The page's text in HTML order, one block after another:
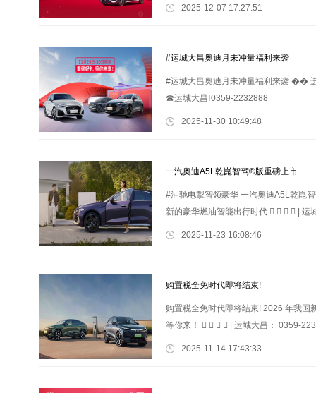
2025-12-07 17:27:51
#运城大昌奥迪月未冲量福利来袭
#运城大昌奥迪月未冲量福利来袭 ��
☎运城大昌Ⅰ0359-2232888
2025-11-30 10:49:48
一汽奥迪A5L乾崑智驾®版重磅上市
#油驰电掣智领豪华 一汽奥迪A5L乾崑
新的豪华燃油智能出行时代 ⃘ ⃘ ⃘ ⃘ | 运
2025-11-23 16:08:46
购置税全免时代即将结束!
购置税全免时代即将结束! 2026 年我国
等你来！ ⃘ ⃘ ⃘ ⃘ | 运城大昌： 0359-
2025-11-14 17:43:33